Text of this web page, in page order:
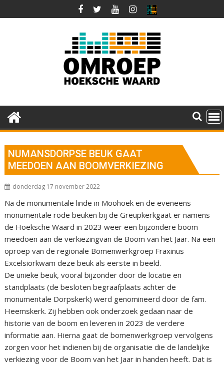
naar
NUMANSDORPSE BEUK GAAT
MEEDOEN AAN BOOMVERKIEZING
donderdag 17 november 2022
Na de monumentale linde in Moohoek en de eveneens
monumentale rode beuken bij de Greupkerkgaat er namens
de Hoeksche Waard in 2023 weer een bijzondere boom
meedoen aan de verkiezingvan de Boom van het Jaar. Na een
oproep van de regionale Bomenwerkgroep Fraxinus
Excelsiorkwam deze beuk als eerste in beeld.
De unieke beuk, vooral bijzonder door de locatie en
standplaats (de besloten begraafplaats achter de
monumentale Dorpskerk) werd genomineerd door de fam.
Heemskerk. Zij hebben ook onderzoek gedaan naar de
historie van de boom en leveren in 2023 de verdere
informatie aan. Hierna gaat de bomenwerkgroep vervolgens
zorgen voor het indienen bij de organisatie die de landelijke
verkiezing voor de Boom van het Jaar in handen heeft. Dat is